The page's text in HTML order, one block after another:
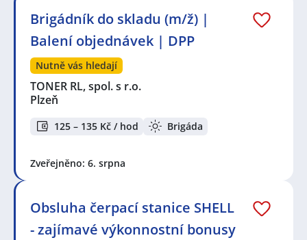
Brigádník do skladu (m/ž) |
Balení objednávek | DPP
Nutně vás hledají
TONER RL, spol. s r.o.
Plzeň
125 – 135 Kč / hod Brigáda
Zveřejněno: 6. srpna
Obsluha čerpací stanice SHELL
- zajímavé výkonnostní bonusy